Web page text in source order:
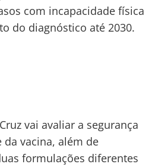
com incapacidade física
do diagnóstico até 2030.
vai avaliar a segurança
vacina, além de
formulações diferentes